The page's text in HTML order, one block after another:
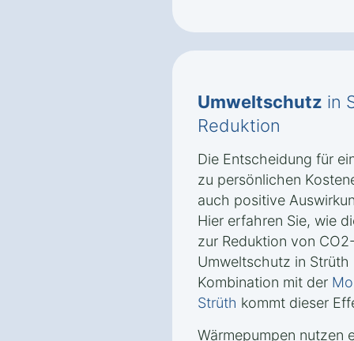
Umweltschutz in
Reduktion
Die Entscheidung für
zu persönlichen
auch positive
Hier erfahren Sie, wie
zur Reduktion von
Umweltschutz in
Kombination mit der
Strüth kommt dieser
Wärmepumpen nutzen